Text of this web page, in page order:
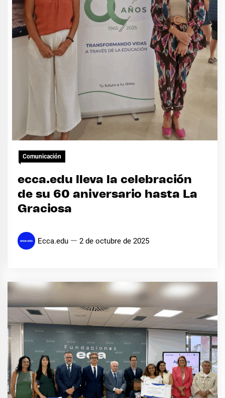
Comunicación
ecca.edu lleva la celebración
de su 60 aniversario hasta La
Graciosa
Ecca.edu 2 de octubre de 2025